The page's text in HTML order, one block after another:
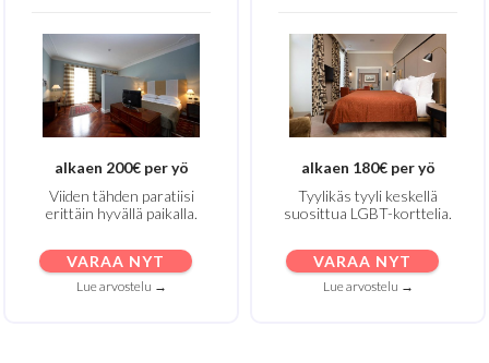
alkaen 200€ per yö
Viiden tähden paratiisi
erittäin hyvällä paikalla.
VARAA NYT
Lue arvostelu →
alkaen 180€ per yö
Tyylikäs tyyli keskellä
suosittua LGBT-korttelia.
VARAA NYT
Lue arvostelu →